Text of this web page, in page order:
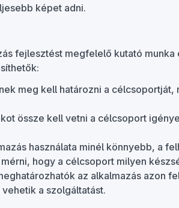
képet adni.
fejlesztést megfelelő kutató munka
meg kell határozni a célcsoportját,
össze kell vetni a célcsoport
használata minél könnyebb, a
hogy a célcsoport milyen
az alkalmazás azon
a szolgáltatást.